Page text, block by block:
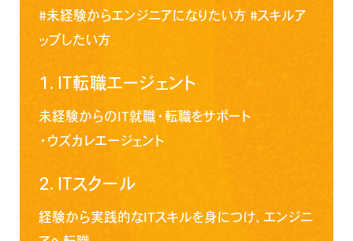
#未経験からエンジニアになりたい方 #スキルア
ップしたい方
1. IT転職エージェント
未経験からのIT就職・転職をサポート
・ ウズカレエージェント
2. ITスクール
経験から実践的なITスキルを身につけ、エンジニ